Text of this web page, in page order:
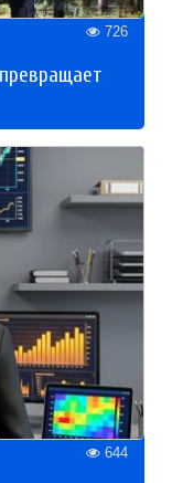
726
644